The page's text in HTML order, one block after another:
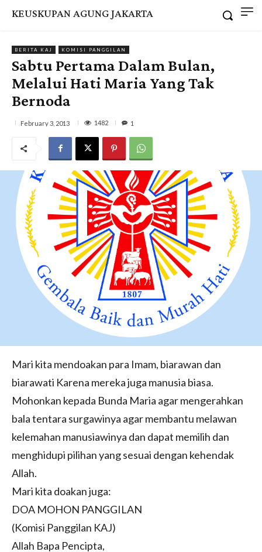
KEUSKUPAN AGUNG JAKARTA
BERITA KAJ KOMISI PANGGILAN
Sabtu Pertama Dalam Bulan,
Melalui Hati Maria Yang Tak
Bernoda
February 3, 2013 1482 1
Mari kita mendoakan para Imam, biarawan dan
biarawati Karena mereka juga manusia biasa.
Mohonkan kepada Bunda Maria agar mengerahkan
bala tentara surgawinya agar membantu melawan
kelemahan manusiawinya dan dapat memilih dan
menghidupi pilihan yang sesuai dengan kehendak
Allah.
Mari kita doakan juga:
DOA MOHON PANGGILAN
(Komisi Panggilan KAJ)
Allah Bapa Pencipta,